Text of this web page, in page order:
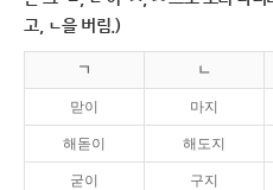
고, ㄴ을 버림.)
ㄱ ㄴ
맏이 마지
해돋이 해도지
굳이 구지